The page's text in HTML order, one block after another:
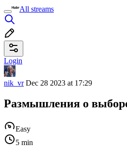
All streams
Login
nik_vrDec 28 2023 at 17:29
Размышления о
Easy
5 min